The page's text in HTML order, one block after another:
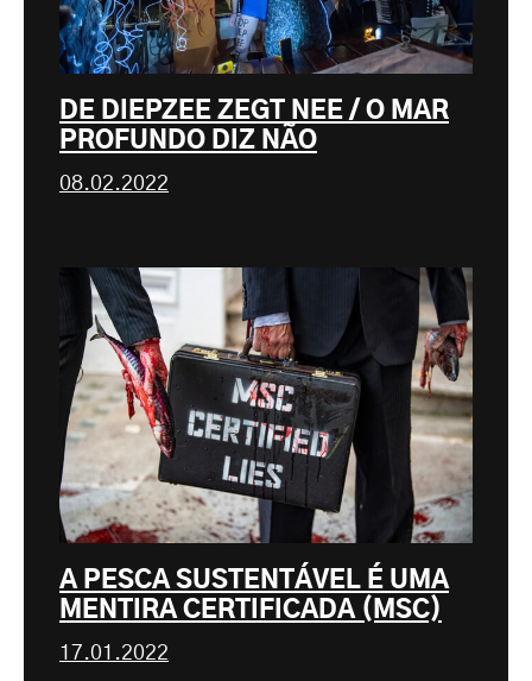
DE DIEPZEE ZEGT NEE / O MAR
PROFUNDO DIZ NÃO
08.02.2022
A PESCA SUSTENTÁVEL É UMA
MENTIRA CERTIFICADA (MSC)
17.01.2022